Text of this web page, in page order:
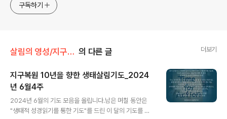
구독하기
살림의 영성/지구복원 10년을 향한 생태 살림 기도 의 다른 글 더보기
지구복원 10년을 향한 생태살림기도_2024
년 6월4주
2024년 6월의 기도 모음을 올립니다.남은 며칠 동안은
"생태적 성경읽기를 통한 기도"를 드린 이 달의 기도를 반